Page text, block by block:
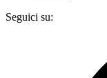
Seguici su: